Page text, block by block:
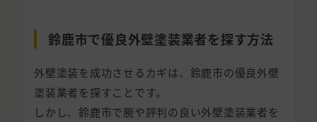
鈴鹿市で優良外壁塗装業者を探す方法
外壁塗装を成功させるカギは、鈴鹿市の優良外壁
塗装業者を探すことです。
しかし、鈴鹿市で腕や評判の良い外壁塗装業者を